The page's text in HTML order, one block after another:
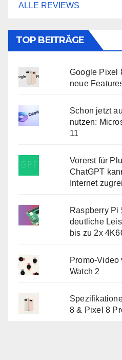
ALLE REVIEWS
TOP BEITRÄGE
Google Pixel
neue
Schon jetzt
nutzen:
11
Vorerst für
ChatGPT
Internet
Raspberry Pi
deutliche
bis zu 2x
Promo-Video
Watch 2
8 & Pixel 8